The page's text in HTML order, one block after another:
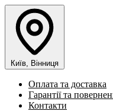
Київ, Вінниця
Оплата та доставка
Гарантії та
Контакти